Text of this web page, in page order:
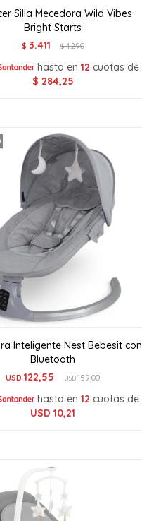
Silla Mecedora Wild Vibes
Bright Starts
$ 3.411 $4.290
hasta en 12 cuotas de
$ 284,25
Inteligente Nest Bebesit con
Bluetooth
USD 122,55 USD159,00
hasta en 12 cuotas de
USD 10,21